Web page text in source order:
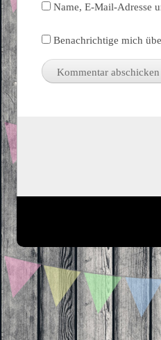
Name, E-Mail-Adresse
Benachrichtige mich